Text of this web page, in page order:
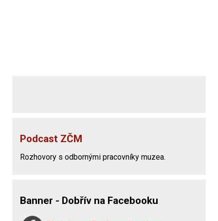
Podcast ZČM
Rozhovory s odbornými pracovníky muzea.
Banner - Dobřív na Facebooku